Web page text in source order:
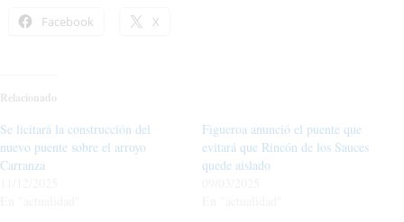
Facebook X
Relacionado
Se licitará la construcción del
nuevo puente sobre el arroyo
Carranza
Figueroa anunció el puente que
evitará que Rincón de los Sauces
quede aislado